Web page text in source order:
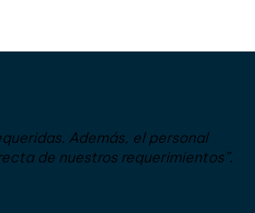
Además, el personal
de nuestros requerimientos”.